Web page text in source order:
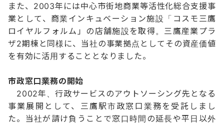
また、2003年には中心市街地商業等活性化総合支援事
業として、商業インキュベーション施設「コスモ三鷹
ロイヤルフォルム」の店舗施設を取得。三鷹産業プラ
ザ2期棟と同様に、当社の事業拠点としてその資産価値
を有効に活用することとなりました。
市政窓口業務の開始
2002年、行政サービスのアウトソーシング先となる
事業展開として、三鷹駅市政窓口業務を受託しまし
た。当社が請け負うことで窓口時間の延長や平日以外